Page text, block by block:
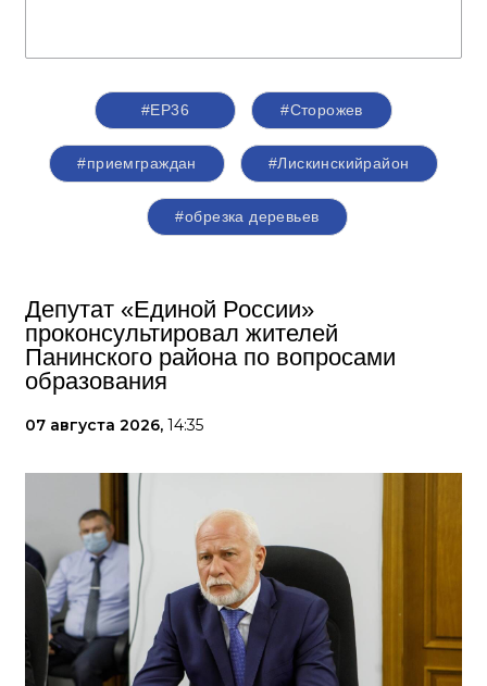
#ЕР36 #Сторожев
#приемграждан #Лискинскийрайон
#обрезка деревьев
Депутат «Единой России»
проконсультировал жителей
Панинского района по вопросами
образования
07 августа 2026, 14:35